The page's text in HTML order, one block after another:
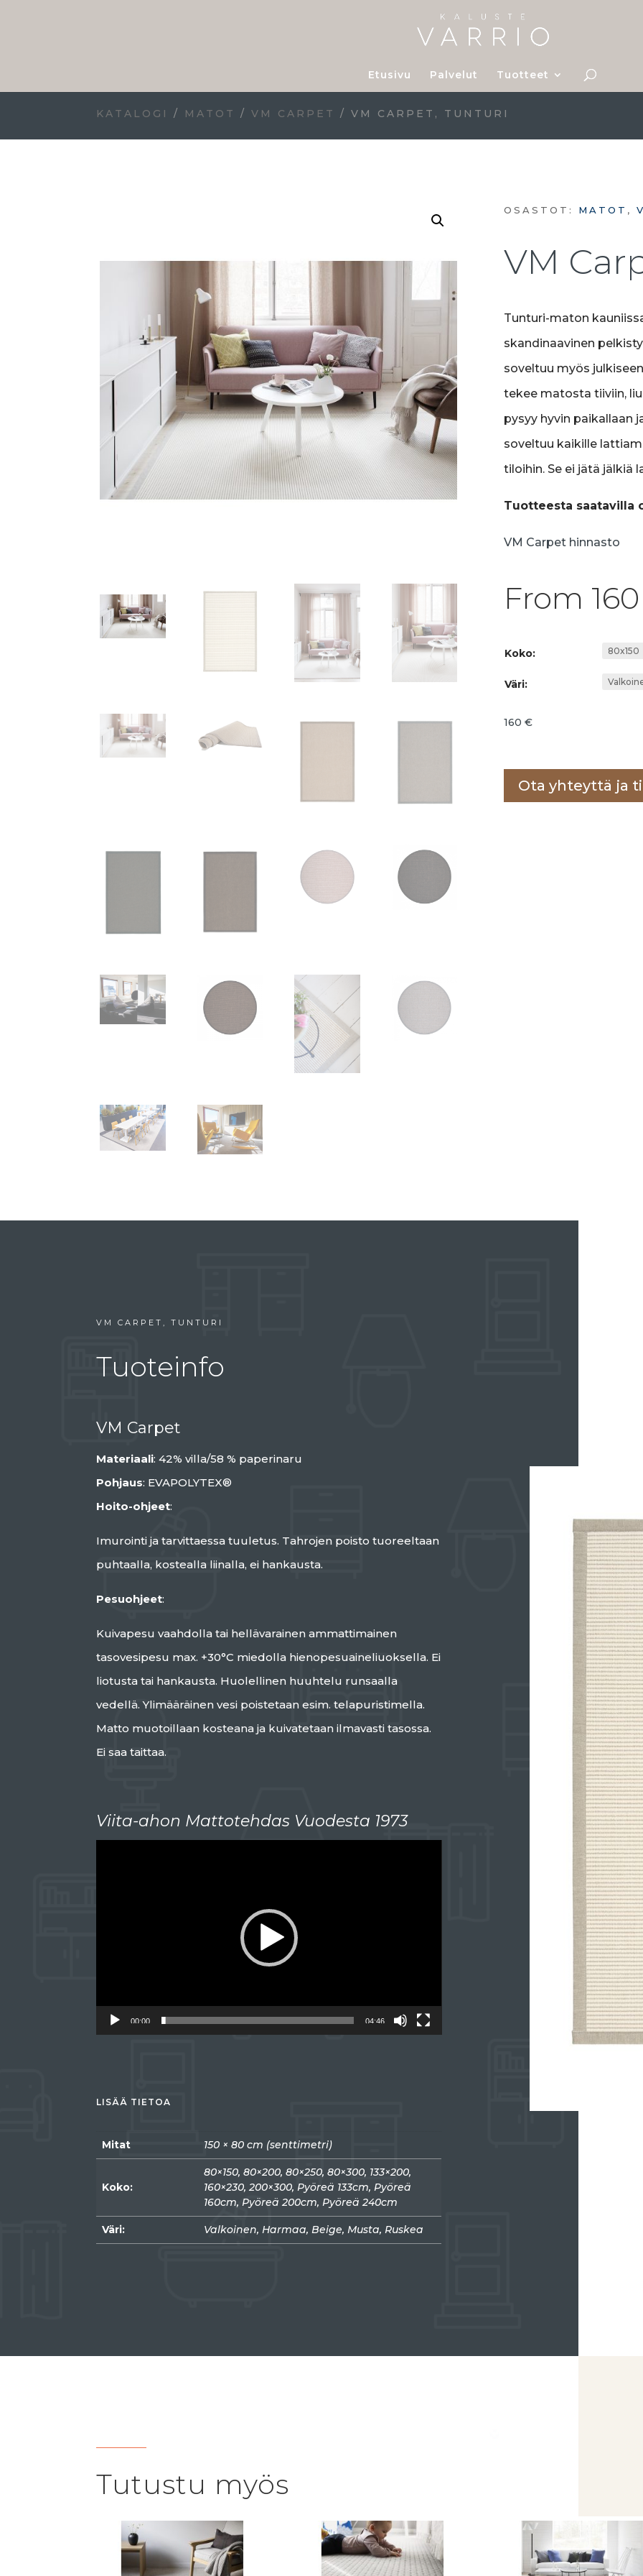
Etusivu Palvelut Tuotteet
KATALOGI / MATOT /VM CARPET / VM CARPET, TUNTURI
OSASTOT: MATOT ,
VM
Tunturi-maton
skandinaavinen
soveltuu myös
tekee matosta tiiviin,
pysyy hyvin paikallaan
soveltuu kaikille
tiloihin. Se ei jätä jälkiä
Tuotteesta saatavilla
VM Carpet hinnasto
From
Koko:
Väri:
160 €
Ota yhteyttä ja
VM CARPET, TUNTURI
Tuoteinfo
VM Carpet
Materiaali: 42% villa/58 % paperinaru
Pohjaus: EVAPOLYTEX®
Hoito-ohjeet:
Imurointi ja tarvittaessa tuuletus. Tahrojen poisto tuoreeltaan
puhtaalla, kostealla liinalla, ei hankausta.
Pesuohjeet:
Kuivapesu vaahdolla tai hellävarainen ammattimainen
tasovesipesu max. +30°C miedolla hienopesuaineliuoksella. Ei
liotusta tai hankausta. Huolellinen huuhtelu runsaalla
vedellä. Ylimääräinen vesi poistetaan esim. telapuristimella.
Matto muotoillaan kosteana ja kuivatetaan ilmavasti tasossa.
Ei saa taittaa.
Viita-ahon Mattotehdas Vuodesta 1973
00:00 04:46
LISÄÄ TIETOA
Mitat 150 × 80 cm (senttimetri)
Koko:
80×150, 80×200, 80×250, 80×300, 133×200,
160×230, 200×300, Pyöreä 133cm, Pyöreä
160cm, Pyöreä 200cm, Pyöreä 240cm
Väri: Valkoinen, Harmaa, Beige, Musta, Ruskea
Tutustu myös